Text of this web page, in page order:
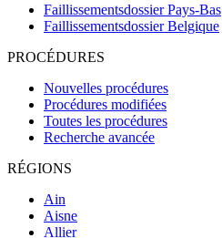
Faillissementsdossier Pays-Bas
Faillissementsdossier Belgique
PROCÉDURES
Nouvelles procédures
Procédures modifiées
Toutes les procédures
Recherche avancée
RÉGIONS
Ain
Aisne
Allier